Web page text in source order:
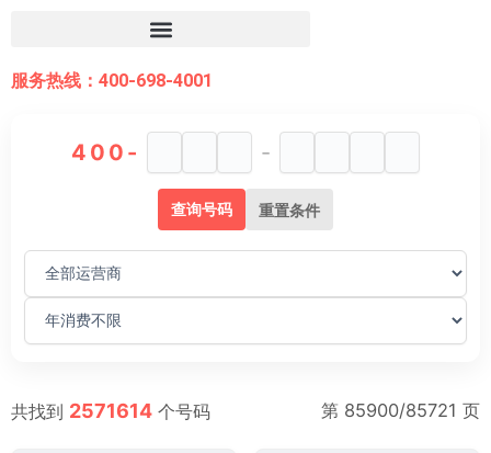
内服务热线：400-698-4001
400- -
查询号码 重置条件
共找到 2571614 个号码 第 85900/85721 页